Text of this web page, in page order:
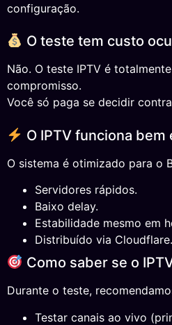
configuração.
O teste tem custo
Não. O teste IPTV é
compromisso.
Você só paga se decidir
O IPTV funciona bem
O sistema é otimizado para o
Servidores rápidos.
Baixo delay.
Estabilidade mesmo em
Distribuído via Cloudflare.
Como saber se o
Durante o teste,
Testar canais ao vivo